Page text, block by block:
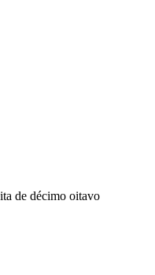
de décimo oitavo